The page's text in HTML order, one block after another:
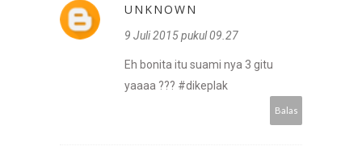
UNKNOWN
9 Juli 2015 pukul 09.27
Eh bonita itu suami nya 3 gitu
yaaaa ??? #dikeplak
Balas